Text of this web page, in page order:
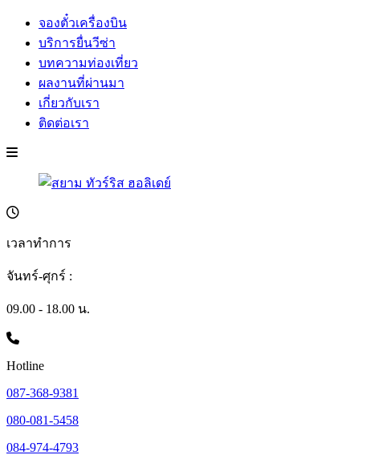
จองตั๋วเครื่องบิน
บริการยื่นวีซ่า
บทความท่องเที่ยว
ผลงานที่ผ่านมา
เกี่ยวกับเรา
ติดต่อเรา
เวลาทำการ
จันทร์-ศุกร์ :
09.00 - 18.00 น.
Hotline
087-368-9381
080-081-5458
084-974-4793